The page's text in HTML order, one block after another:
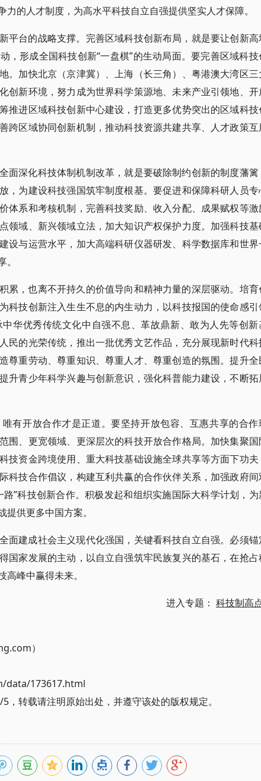
的人才制度，为高水平科技自立自强提供坚实人才保障。
平台的战略支撑。完善区域科技创新布局，就是要让创新高
，形成全国科技创新“一盘棋”的生动局面。要完善区域科技
。加快北京（京津冀）、上海（长三角）、粤港澳大湾区三
创新环境，努力成为世界科学策源地、未来产业引领地、开
推进区域科技创新中心建设，打造更多优势突出的区域科技
跨区域协同创新机制，推动科技资源共建共享、人才政策互
面深化科技体制机制改革，就是要破除制约创新的制度藩篱
，为建设科技强国筑牢制度根基。要促进和保障科研人员专
体系和考核机制，完善科技奖励、收入分配、成果赋权等激
领域、新兴领域立法，加大知识产权保护力度。加强科技基
设与运营水平，加大高端科研仪器研发、科学数据库和世界
累，也离不开持久的价值导向和精神力量的深层驱动。培育
科技创新注入生生不息的内生动力，以科技报国的使命感引
华优秀传统文化中自强不息、革故鼎新、敢为人先等创新
民的光荣传统，推出一批优秀文艺作品，充分展现新时代科
尊重劳动、尊重知识、尊重人才、尊重创造的氛围。提升全
升青少年科学兴趣与创新意识，强化科普能力建设，不断拓
有开放合作才是正道。要坚持开放包容、互惠共享的合作
围、更宽领域、更深层次的科技开放合作格局。加快集聚国
技资金跨境使用、重大科技基础设施全球共享等方面下功夫
科技合作倡议，构建互利共赢的合作伙伴关系，加强政府间
”科技创新合作。积极发起和组织实施国际大科学计划，为
供更多中国方案。
面建成社会主义现代化强国，关键看科技自立自强。必须锚
国家发展的主动，以自立自强筑牢民族复兴的基石，在抢占
峰中赢得未来。
进入专题： 科技制高
）
data/173617.html
转载请注明原始出处，并遵守该处的版权规定。